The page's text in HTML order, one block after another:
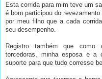
Esta corrida para mim teve um
é bom participou do
por meu filho que a cada
seu desempenho.
Registro também que como
torcedoras, minha esposa e
suporte para que tudo corresse